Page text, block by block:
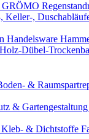
GRÖMO
,
Handelsware
Dübel-
&
& Gartengestaltung
Kleb- & Dichtstoffe